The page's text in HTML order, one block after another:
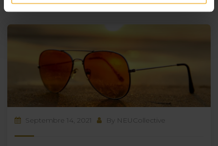
Septembre 14, 2021 By NEUCollective